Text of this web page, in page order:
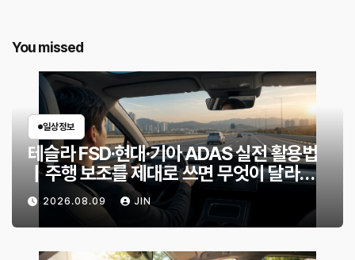
You missed
일상정보
테슬라 FSD·현대·기아 ADAS 실전 활용법
｜주행 보조를 제대로 쓰면 무엇이 달라질
까?2026.08.09 JIN